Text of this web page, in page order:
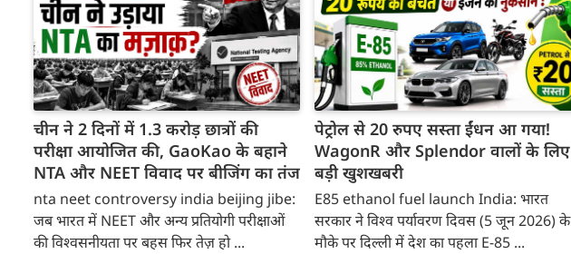
चीन ने 2 दिनों में 1.3 करोड़ छात्रों की
परीक्षा आयोजित की, GaoKao के बहाने
NTA और NEET विवाद पर बीजिंग का तंज
nta neet controversy india beijing jibe:
जब भारत में NEET और अन्य प्रतियोगी परीक्षाओं
की विश्वसनीयता पर बहस फिर तेज़ हो ...
पेट्रोल से 20 रुपए सस्ता ईंधन आ गया!
WagonR और Splendor वालों के लिए
बड़ी खुशखबरी
E85 ethanol fuel launch India: भारत
सरकार ने विश्व पर्यावरण दिवस (5 जून 2026) के
मौके पर दिल्ली में देश का पहला E-85 ...